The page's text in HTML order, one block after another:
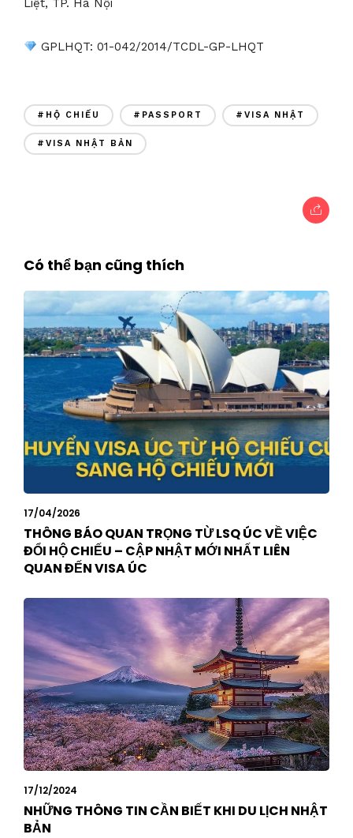
Liệt, TP. Hà Nội
GPLHQT: 01-042/2014/TCDL-GP-LHQT
#HỘ CHIẾU #PASSPORT #VISA NHẬT
#VISA NHẬT BẢN
Có thể bạn cũng thích
17/04/2026
THÔNG BÁO QUAN TRỌNG TỪ LSQ ÚC VỀ VIỆC
ĐỔI HỘ CHIẾU – CẬP NHẬT MỚI NHẤT LIÊN
QUAN ĐẾN VISA ÚC
17/12/2024
NHỮNG THÔNG TIN CẦN BIẾT KHI DU LỊCH NHẬT
BẢN